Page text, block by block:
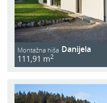
Montažna hiša Danijela
111,91 m2